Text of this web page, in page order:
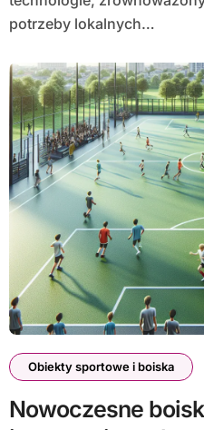
potrzeby lokalnych…
Obiekty sportowe i boiska
Nowoczesne